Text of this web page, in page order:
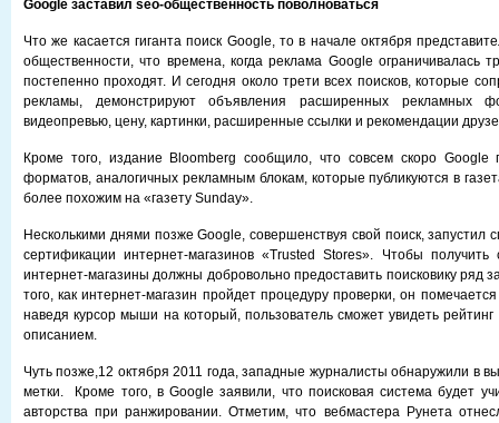
Google заставил seo-общественность поволноваться
Что же касается гиганта поиск Google, то в начале октября
общественности, что времена, когда реклама Google ограничивалась
постепенно проходят. И сегодня около трети всех поисков, которые
рекламы, демонстрируют объявления расширенных рекламных
видеопревью, цену, картинки, расширенные ссылки и рекомендации
Кроме того, издание Bloomberg сообщило, что совсем скоро Google
форматов, аналогичных рекламным блокам, которые публикуются в
более похожим на «газету Sunday».
Несколькими днями позже Google, совершенствуя свой поиск, запустил
сертификации интернет-магазинов «Trusted Stores». Чтобы получить
интернет-магазины должны добровольно предоставить поисковику ряд
того, как интернет-магазин пройдет процедуру проверки, он
наведя курсор мыши на который, пользователь сможет увидеть
описанием.
Чуть позже,12 октября 2011 года, западные журналисты обнаружили в
метки. Кроме того, в Google заявили, что поисковая система будет
авторства при ранжировании. Отметим, что вебмастера Рунета